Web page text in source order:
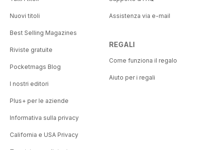
Nuovi titoli
Best Selling Magazines
Riviste gratuite
Pocketmags Blog
I nostri editori
Plus+ per le aziende
Informativa sulla privacy
California e USA Privacy
Assistenza via e-mail
REGALI
Come funziona il regalo
Aiuto per i regali